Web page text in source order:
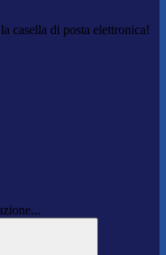
casella di posta elettronica!